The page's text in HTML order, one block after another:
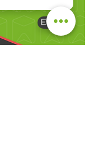
Enviar